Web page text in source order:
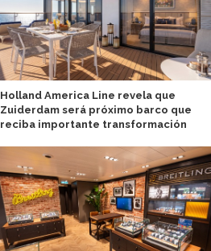
Holland America Line revela que
Zuiderdam será próximo barco que
reciba importante transformación